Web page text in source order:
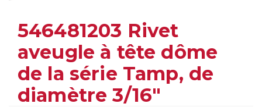
546481203 Rivet
aveugle à tête dôme
de la série Tamp, de
diamètre 3/16″